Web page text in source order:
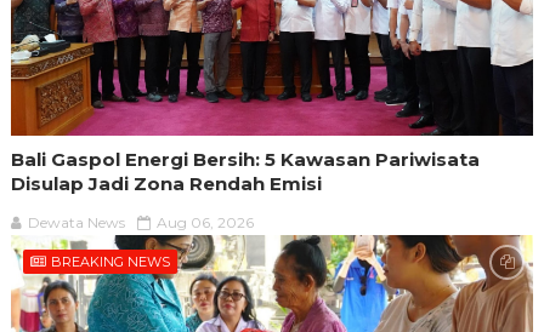
Bali Gaspol Energi Bersih: 5 Kawasan Pariwisata
Disulap Jadi Zona Rendah Emisi
Dewata News Aug 06, 2026
BREAKING NEWS